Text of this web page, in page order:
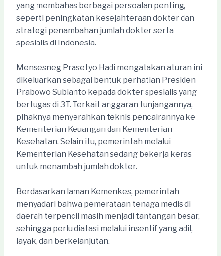
yang membahas berbagai persoalan penting,
seperti peningkatan kesejahteraan dokter dan
strategi penambahan jumlah dokter serta
spesialis di Indonesia.
Mensesneg Prasetyo Hadi mengatakan aturan ini
dikeluarkan sebagai bentuk perhatian Presiden
Prabowo Subianto kepada dokter spesialis yang
bertugas di 3T. Terkait anggaran tunjangannya,
pihaknya menyerahkan teknis pencairannya ke
Kementerian Keuangan dan Kementerian
Kesehatan. Selain itu, pemerintah melalui
Kementerian Kesehatan sedang bekerja keras
untuk menambah jumlah dokter.
Berdasarkan laman Kemenkes, pemerintah
menyadari bahwa pemerataan tenaga medis di
daerah terpencil masih menjadi tantangan besar,
sehingga perlu diatasi melalui insentif yang adil,
layak, dan berkelanjutan.